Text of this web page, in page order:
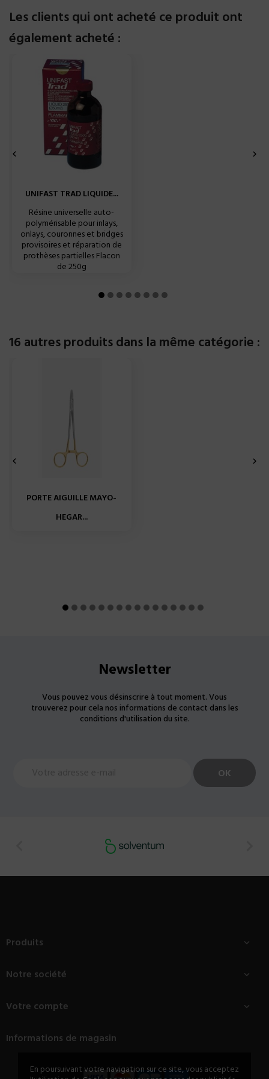
En poursuivant votre navigation sur ce site, vous acceptez
Les clients qui ont acheté ce produit ont
également acheté :
UNIFAST TRAD LIQUIDE...
Résine universelle auto-
polymérisable pour inlays,
onlays, couronnes et bridges
provisoires et réparation de
prothèses partielles Flacon
de 250g
 
16 autres produits dans la même catégorie :
PORTE AIGUILLE MAYO-
HEGAR...
 
Newsletter
Vous pouvez vous désinscrire à tout moment. Vous
trouverez pour cela nos informations de contact dans les
conditions d'utilisation du site.
Produits 
Notre société 
Votre compte 
Informations de magasin